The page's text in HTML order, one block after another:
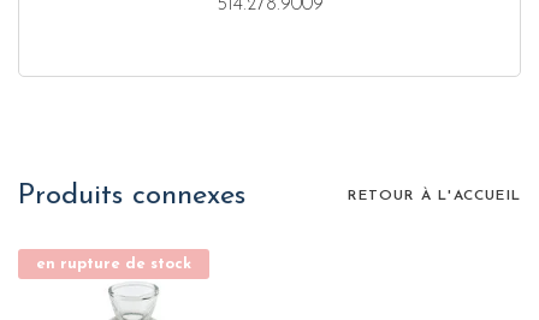
514.278.9009
Produits connexes RETOUR À L'ACCUEIL
en rupture de stock